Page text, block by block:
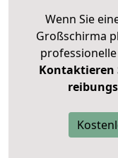
Wenn Sie
Großschirma
Kontaktieren